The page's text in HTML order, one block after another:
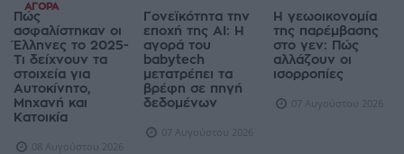
ΑΓΟΡΆ
Πώς
ασφαλίστηκαν οι
Έλληνες το 2025-
Τι δείχνουν τα
στοιχεία για
Αυτοκίνητο,
Μηχανή και
Κατοικία
08 Αυγούστου 2026
Γονεϊκότητα την
εποχή της AI: Η
αγορά του
babytech
μετατρέπει τα
βρέφη σε πηγή
δεδομένων
07 Αυγούστου 2026
Η γεωοικονομία
της παρέμβασης
στο γεν: Πώς
αλλάζουν οι
ισορροπίες
07 Αυγούστου 2026